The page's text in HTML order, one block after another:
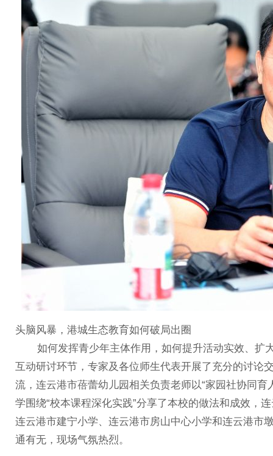
头脑风暴，港城生态教育如何破局出圈
如何发挥青少年主体作用，如何提升活动实效、扩大
互动研讨环节，专家及各位师生代表开展了充分的讨论
流，连云港市蓓蕾幼儿园相关负责老师以“家园社协同
学围绕“校本课程深化实践”分享了本校的做法和成效，
连云港市建宁小学、连云港市房山中心小学和连云港市
通有无，现场气氛热烈。